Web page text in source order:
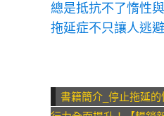
總是抵抗不了惰性
拖延症不只讓人逃
書籍簡介_停止拖延